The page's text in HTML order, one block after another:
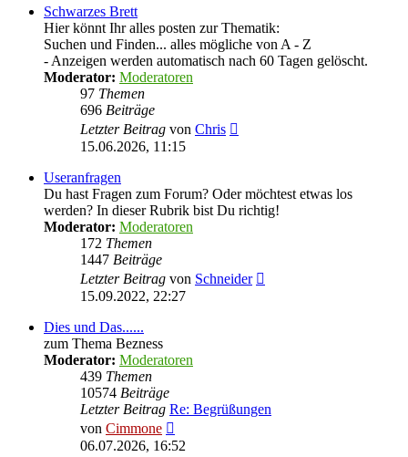
Schwarzes Brett
Hier könnt Ihr alles posten zur Thematik:
Suchen und Finden... alles mögliche von A - Z
- Anzeigen werden automatisch nach 60 Tagen gelöscht.
Moderator: Moderatoren
97 Themen
696 Beiträge
Letzter Beitrag von Chris
15.06.2026, 11:15
Useranfragen
Du hast Fragen zum Forum? Oder möchtest etwas los
werden? In dieser Rubrik bist Du richtig!
Moderator: Moderatoren
172 Themen
1447 Beiträge
Letzter Beitrag von Schneider
15.09.2022, 22:27
Dies und Das......
zum Thema Bezness
Moderator: Moderatoren
439 Themen
10574 Beiträge
Letzter Beitrag Re: Begrüßungen
von Cimmone
Beitrag
06.07.2026, 16:52